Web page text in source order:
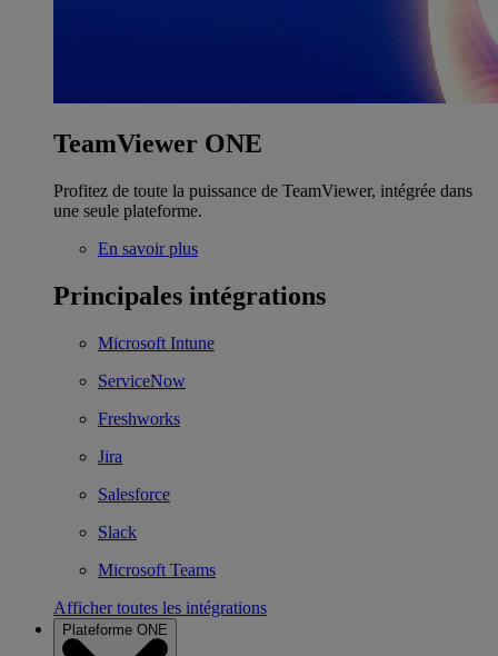
TeamViewer ONE
Profitez de toute la puissance de TeamViewer, intégrée dans
une seule plateforme.
En savoir plus
Principales intégrations
Microsoft Intune
ServiceNow
Freshworks
Jira
Salesforce
Slack
Microsoft Teams
Afficher toutes les intégrations
Plateforme ONE